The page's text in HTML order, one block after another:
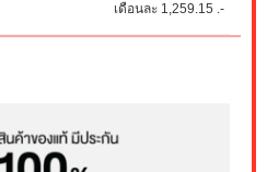
เดือนละ 1,259.15 .-